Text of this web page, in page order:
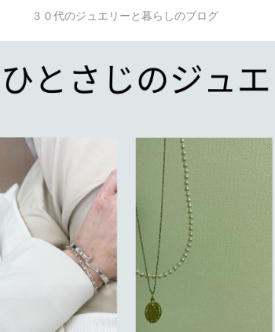
３０代のジュエリーと暮らしのブログ